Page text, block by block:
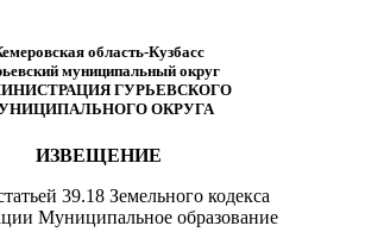
область-Кузбасс
муниципальный округ
ГУРЬЕВСКОГО
ОКРУГА
ИЗВЕЩЕНИЕ
39.18 Земельного кодекса
Муниципальное образование